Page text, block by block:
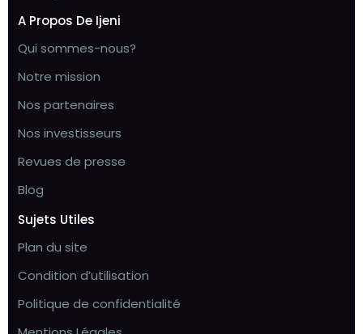
A Propos De Ijeni
Qui sommes-nous?
Notre mission
Nos partenaires
Nos investisseurs
Revues de presse
Blog
Sujets Utiles
Plan du site
Condition d’utilisation
Politique de confidentialité